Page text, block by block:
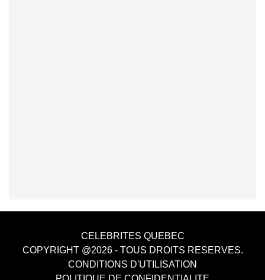
CELEBRITES QUEBEC
COPYRIGHT @2026 - TOUS DROITS RESERVES.
CONDITIONS D'UTILISATION